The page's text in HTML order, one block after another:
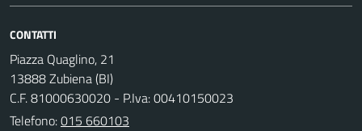
CONTATTI
Piazza Quaglino, 21
13888 Zubiena (BI)
C.F. 81000630020 - P.Iva: 00410150023
Telefono:015 660103